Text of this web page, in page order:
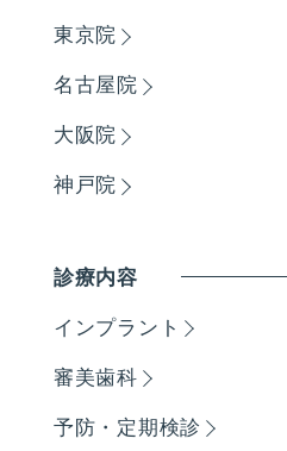
東京院
名古屋院
大阪院
神戸院
診療内容
インプラント
審美歯科
予防・定期検診